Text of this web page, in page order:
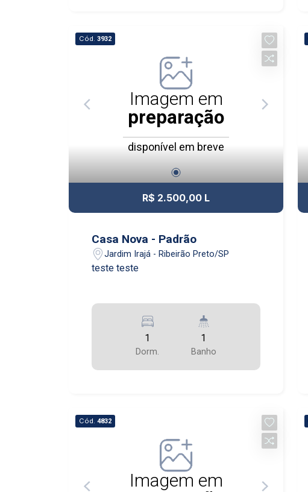
Cód. 3932
Imagem em
preparação
disponível em breve
R$ 2.500,00 L
Casa Nova - Padrão
Jardim Irajá - Ribeirão Preto/SP
teste teste
1
Dorm.
1
Banho
Cód. 4832
Imagem em